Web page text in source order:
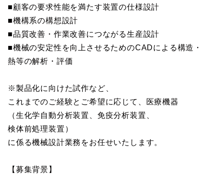
■顧客の要求性能を満たす装置の仕様設計
■機構系の構想設計
■品質改善・作業改善につながる生産設計
■機械の安定性を向上させるためのCADによる構造・
熱等の解析・評価
※製品化に向けた試作など、
これまでのご経験とご希望に応じて、医療機器
（生化学自動分析装置、免疫分析装置、
検体前処理装置）
に係る機械設計業務をお任せいたします。
【募集背景】